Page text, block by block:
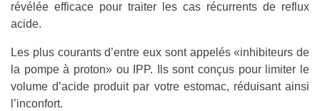
révélée efficace pour traiter les cas récurrents de reflux
acide.
Les plus courants d’entre eux sont appelés «inhibiteurs de
la pompe à proton» ou IPP. Ils sont conçus pour limiter le
volume d’acide produit par votre estomac, réduisant ainsi
l’inconfort.